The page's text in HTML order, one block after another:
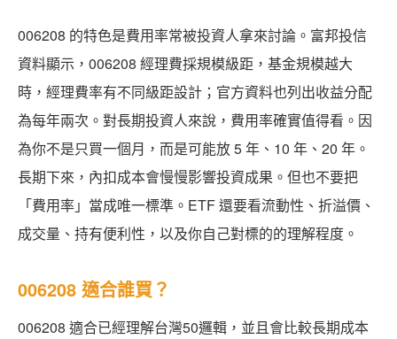
006208 的特色是費用率常被投資人拿來討論。富邦投信
資料顯示，006208 經理費採規模級距，基金規模越大
時，經理費率有不同級距設計；官方資料也列出收益分配
為每年兩次。對長期投資人來說，費用率確實值得看。因
為你不是只買一個月，而是可能放 5 年、10 年、20 年。
長期下來，內扣成本會慢慢影響投資成果。但也不要把
「費用率」當成唯一標準。ETF 還要看流動性、折溢價、
成交量、持有便利性，以及你自己對標的的理解程度。
006208 適合誰買？
006208 適合已經理解台灣50邏輯，並且會比較長期成本